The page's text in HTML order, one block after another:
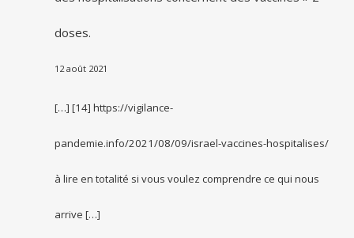
doses.
12 août 2021
[…] [14] https://vigilance-
pandemie.info/2021/08/09/israel-vaccines-hospitalises/
à lire en totalité si vous voulez comprendre ce qui nous
arrive […]